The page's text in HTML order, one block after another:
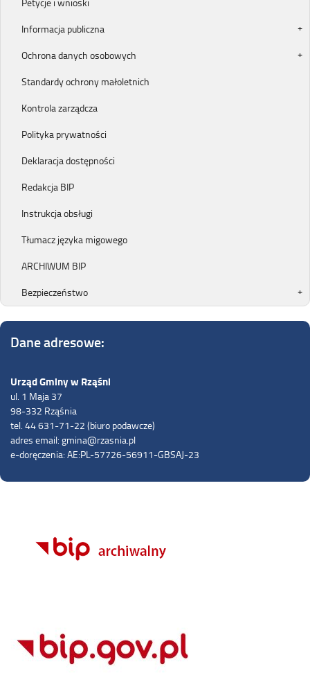
Informacja publiczna
Ochrona danych osobowych
Standardy ochrony małoletnich
Kontrola zarządcza
Polityka prywatności
Deklaracja dostępności
Redakcja BIP
Instrukcja obsługi
Tłumacz języka migowego
ARCHIWUM BIP
Bezpieczeństwo
Dane adresowe:
Urząd Gminy w Rząśni
ul. 1 Maja 37
98-332 Rząśnia
tel. 44 631-71-22 (biuro podawcze)
adres email: gmina@rzasnia.pl
e-doręczenia: AE:PL-57726-56911-GBSAJ-23